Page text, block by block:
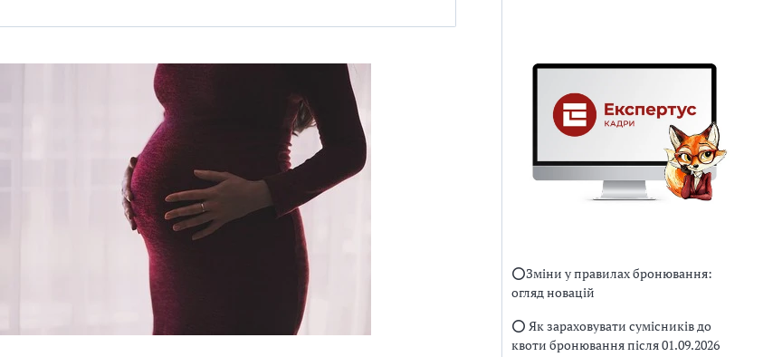
⭕️Зміни у правилах бронювання:
огляд новацій
⭕️ Як зараховувати сумісників до
квоти бронювання після 01.09.2026